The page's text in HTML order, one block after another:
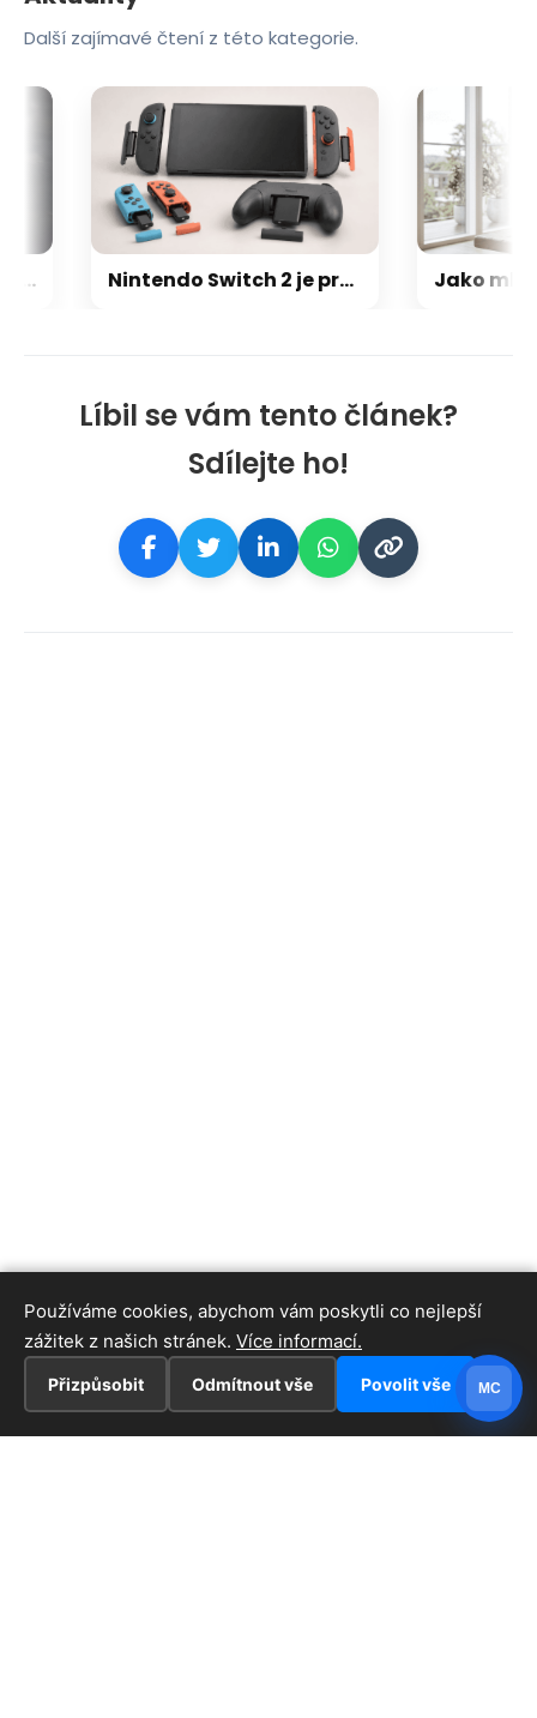
Líbil se vám tento článek?
Sdílejte ho!
Další zajímavé čtení z této kategorie.
Nintendo Switch 2 je prý ještě větší trhák než první generace: Už se prodalo skoro 24 milionů
Používáme cookies, abychom vám poskytli co nejlepší
zážitek z našich stránek. Více informací.
Přizpůsobit Odmítnout vše Povolit vše MC